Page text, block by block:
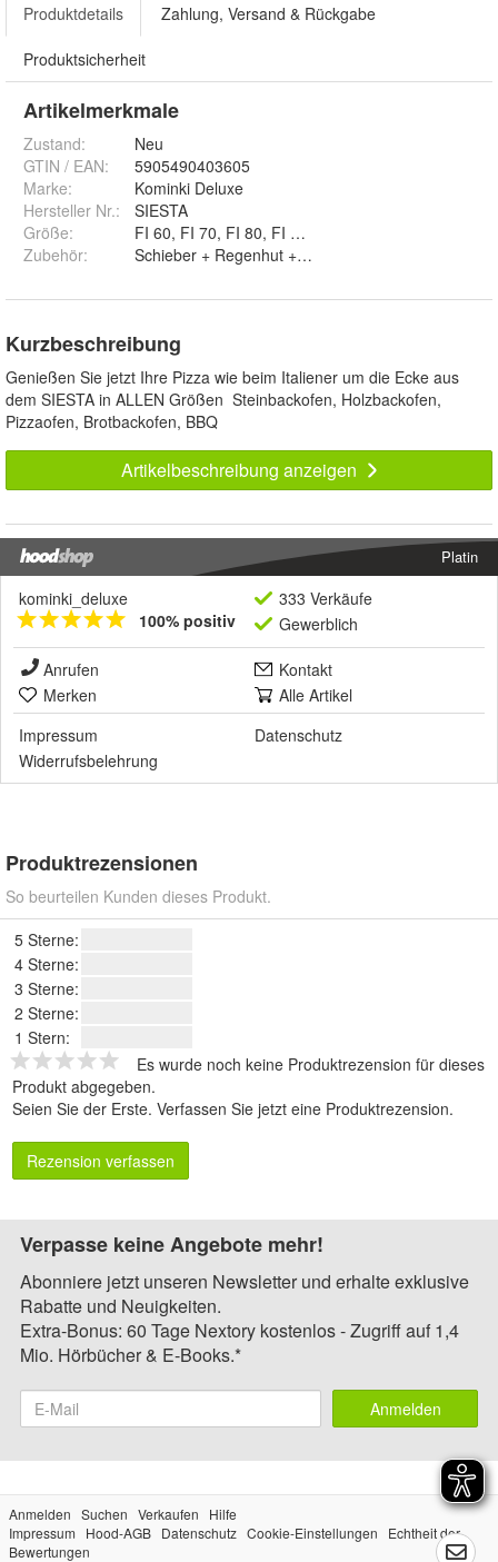
Produktdetails Zahlung, Versand & Rückgabe
Produktsicherheit
Artikelmerkmale
Zustand:
Neu
GTIN / EAN:
5905490403605
Marke:
Kominki Deluxe
Hersteller Nr.:
SIESTA
Größe:
Zubehör:
Kurzbeschreibung
Genießen Sie jetzt Ihre Pizza wie beim Italiener um die Ecke aus
dem SIESTA in ALLEN Größen Steinbackofen, Holzbackofen,
Pizzaofen, Brotbackofen, BBQ
Artikelbeschreibung anzeigen
Platin
kominki_deluxe
100% positiv
333 Verkäufe
Gewerblich
Anrufen
Kontakt
Merken
Alle Artikel
Impressum
Datenschutz
Widerrufsbelehrung
Produktrezensionen
So beurteilen Kunden dieses Produkt.
5 Sterne:
4 Sterne:
3 Sterne:
2 Sterne:
1 Stern:
Es wurde noch keine Produktrezension für dieses
Produkt abgegeben.
Seien Sie der Erste. Verfassen Sie jetzt eine Produktrezension.
Rezension verfassen
Verpasse keine Angebote mehr!
Abonniere jetzt unseren Newsletter und erhalte exklusive
Rabatte und Neuigkeiten.
Extra-Bonus: 60 Tage Nextory kostenlos - Zugriff auf 1,4
Mio. Hörbücher & E-Books.*
Anmelden
Anmelden Suchen Verkaufen
Hilfe
Impressum
Hood-AGB Datenschutz Cookie-Einstellungen
Echtheit der
Bewertungen